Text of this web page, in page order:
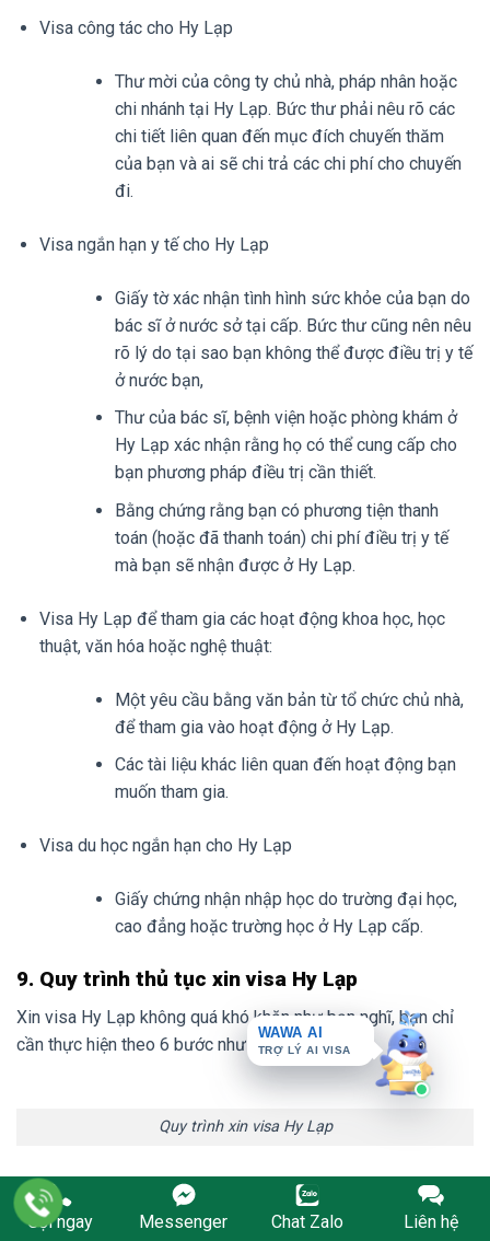
WAWA AI
TRỢ LÝ AI VISA
Visa công tác cho Hy Lạp
Thư mời của công ty chủ nhà, pháp nhân hoặc
chi nhánh tại Hy Lạp. Bức thư phải nêu rõ các
chi tiết liên quan đến mục đích chuyến thăm
của bạn và ai sẽ chi trả các chi phí cho chuyến
đi.
Visa ngắn hạn y tế cho Hy Lạp
Giấy tờ xác nhận tình hình sức khỏe của bạn do
bác sĩ ở nước sở tại cấp. Bức thư cũng nên nêu
rõ lý do tại sao bạn không thể được điều trị y tế
ở nước bạn,
Thư của bác sĩ, bệnh viện hoặc phòng khám ở
Hy Lạp xác nhận rằng họ có thể cung cấp cho
bạn phương pháp điều trị cần thiết.
Bằng chứng rằng bạn có phương tiện thanh
toán (hoặc đã thanh toán) chi phí điều trị y tế
mà bạn sẽ nhận được ở Hy Lạp.
Visa Hy Lạp để tham gia các hoạt động khoa học, học
thuật, văn hóa hoặc nghệ thuật:
Một yêu cầu bằng văn bản từ tổ chức chủ nhà,
để tham gia vào hoạt động ở Hy Lạp.
Các tài liệu khác liên quan đến hoạt động bạn
muốn tham gia.
Visa du học ngắn hạn cho Hy Lạp
Giấy chứng nhận nhập học do trường đại học,
cao đẳng hoặc trường học ở Hy Lạp cấp.
9. Quy trình thủ tục xin visa Hy Lạp
Xin visa Hy Lạp không quá khó khăn như bạn nghĩ, bạn chỉ
cần thực hiện theo 6 bước như sau:
Quy trình xin visa Hy Lạp
Bước 1: Lựa chọn loại thị thực phù hợp
Gọi ngay Messenger Chat Zalo Liên hệ